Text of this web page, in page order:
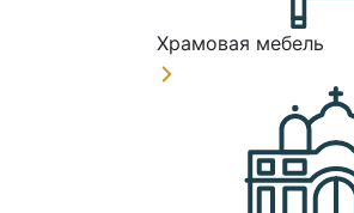
Храмовая мебель